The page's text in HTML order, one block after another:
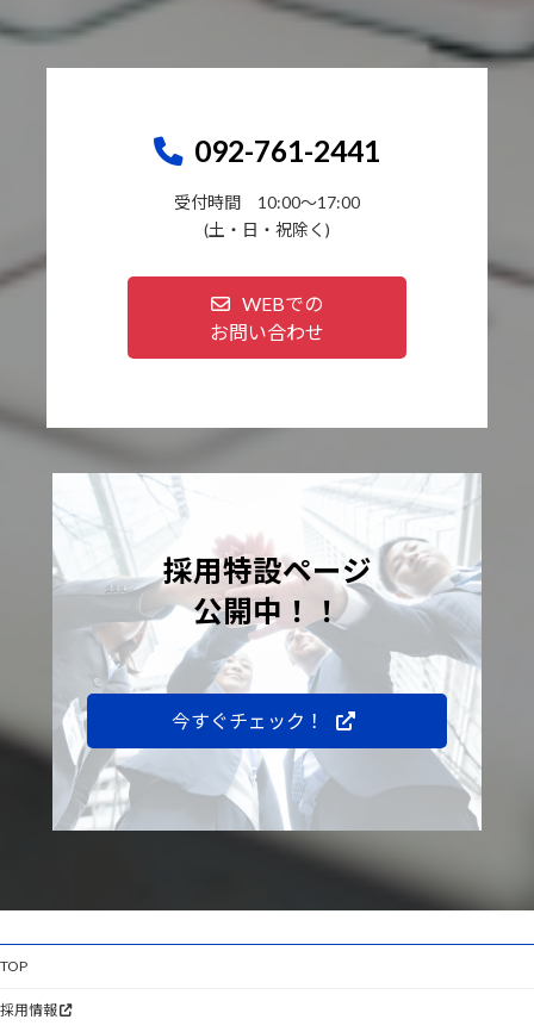
092-761-2441
受付時間 10:00～17:00
(土・日・祝除く)
WEBでの
お問い合わせ
採用特設ページ
公開中！！
今すぐチェック！
TOP
採用情報